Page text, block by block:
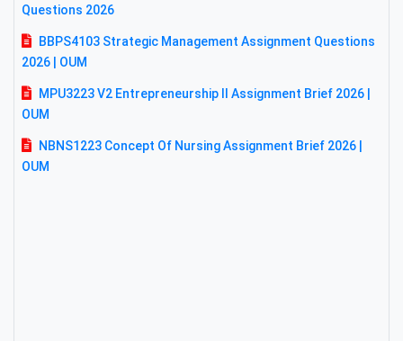
Questions 2026
BBPS4103 Strategic Management Assignment Questions
2026 | OUM
MPU3223 V2 Entrepreneurship II Assignment Brief 2026 |
OUM
NBNS1223 Concept Of Nursing Assignment Brief 2026 |
OUM